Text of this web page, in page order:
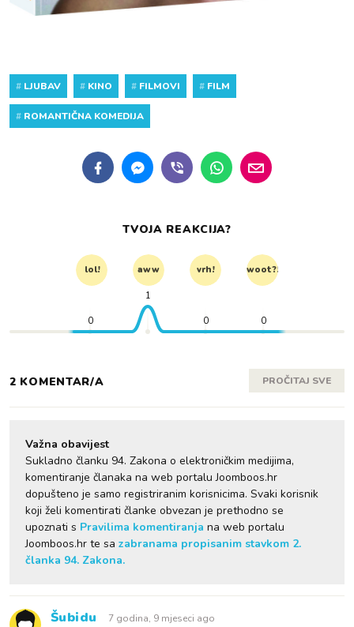
# LJUBAV # KINO # FILMOVI # FILM
# ROMANTIČNA KOMEDIJA
TVOJA REAKCIJA?
lol! aww vrh! woot?!
0
1
0 0
2 KOMENTAR/A PROČITAJ SVE
Važna obavijest
Sukladno članku 94. Zakona o elektroničkim medijima,
komentiranje članaka na web portalu Joomboos.hr
dopušteno je samo registriranim korisnicima. Svaki korisnik
koji želi komentirati članke obvezan je prethodno se
upoznati s Pravilima komentiranja na web portalu
Joomboos.hr te sa zabranama propisanim stavkom 2.
članka 94. Zakona.
Šubidu 7 godina, 9 mjeseci ago